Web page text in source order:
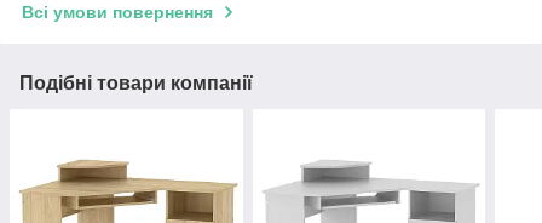
Всі умови повернення
Подібні товари компанії